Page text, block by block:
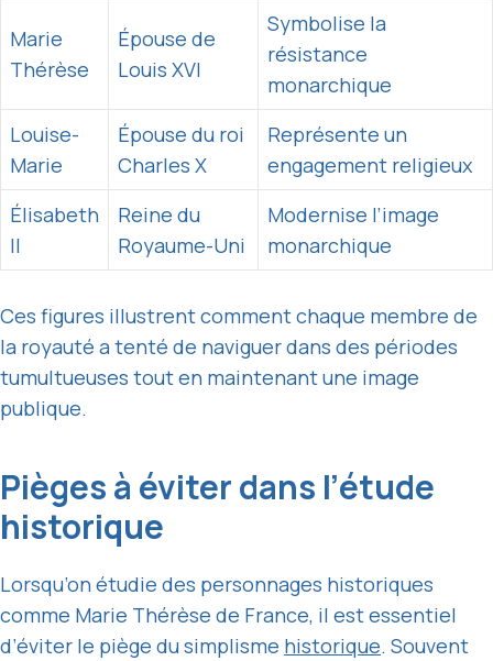
Marie
Thérèse
Épouse de
Louis XVI
Symbolise la
résistance
monarchique
Louise-
Marie
Épouse du roi
Charles X
Représente un
engagement religieux
Élisabeth
II
Reine du
Royaume-Uni
Modernise l’image
monarchique
Ces figures illustrent comment chaque membre de
la royauté a tenté de naviguer dans des périodes
tumultueuses tout en maintenant une image
publique.
Pièges à éviter dans l’étude
historique
Lorsqu’on étudie des personnages historiques
comme Marie Thérèse de France, il est essentiel
d’éviter le piège du simplisme historique. Souvent